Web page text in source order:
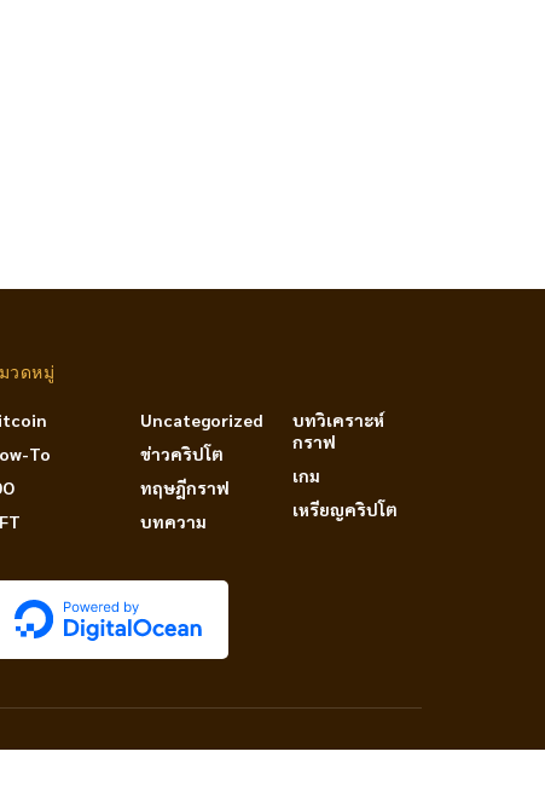
วดหมู่
To
Uncategorized
ข่าวคริปโต
ทฤษฎีกราฟ
บทความ
บทวิเคราะห์
กราฟ
เกม
เหรียญคริปโต